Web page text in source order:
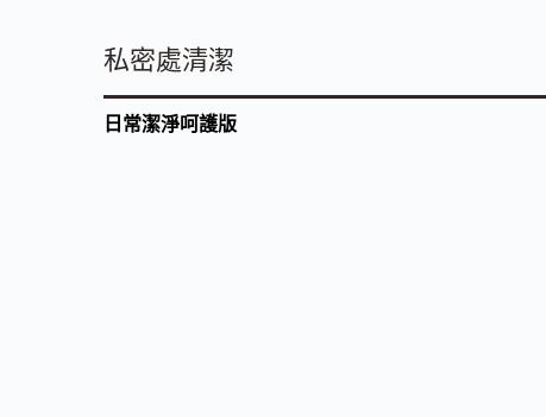
私密處清潔
日常潔淨呵護版